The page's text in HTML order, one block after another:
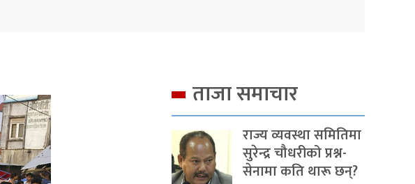
ताजा समाचार
राज्य व्यवस्था समितिमा
सुरेन्द्र चौधरीको प्रश्न-
सेनामा कति थारू छन्?